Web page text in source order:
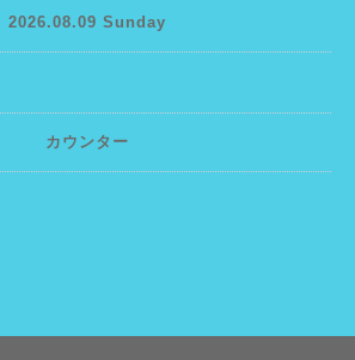
2026.08.09 Sunday
カウンター